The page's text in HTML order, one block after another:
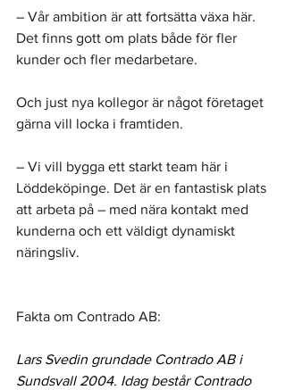
– Vår ambition är att fortsätta växa här.
Det finns gott om plats både för fler
kunder och fler medarbetare.
Och just nya kollegor är något företaget
gärna vill locka i framtiden.
– Vi vill bygga ett starkt team här i
Löddeköpinge. Det är en fantastisk plats
att arbeta på – med nära kontakt med
kunderna och ett väldigt dynamiskt
näringsliv.
Fakta om Contrado AB:
Lars Svedin grundade Contrado AB i
Sundsvall 2004. Idag består Contrado